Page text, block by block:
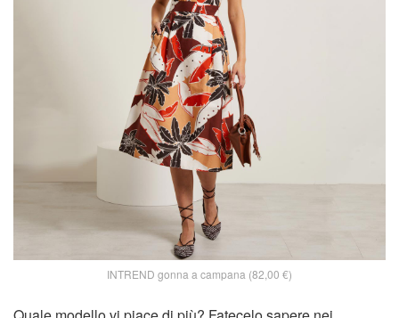
INTREND gonna a campana (82,00 €)